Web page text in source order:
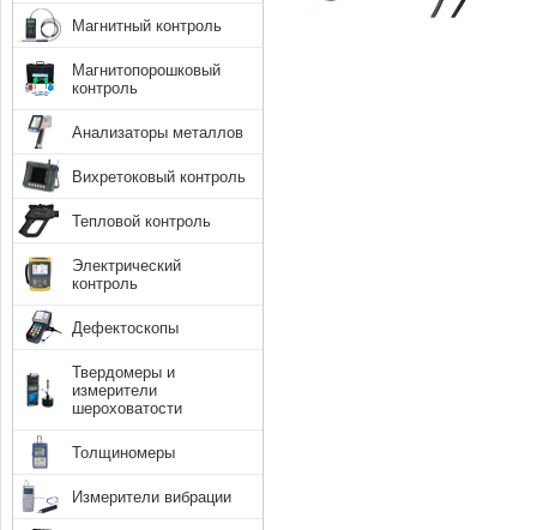
Магнитный контроль
Магнитопорошковый
контроль
Анализаторы металлов
Вихретоковый контроль
Тепловой контроль
Электрический
контроль
Дефектоскопы
Твердомеры и
измерители
шероховатости
Толщиномеры
Измерители вибрации